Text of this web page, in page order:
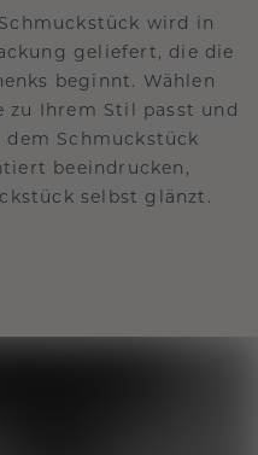
wird in
geliefert, die die
beginnt. Wählen
zu Ihrem Stil passt und
Schmuckstück
beeindrucken,
selbst glänzt.